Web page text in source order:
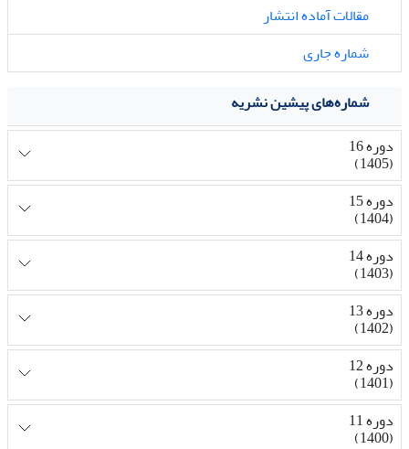
مقالات آماده انتشار
شماره جاری
شماره‌های پیشین نشریه
دوره 16
(1405)
دوره 15
(1404)
دوره 14
(1403)
دوره 13
(1402)
دوره 12
(1401)
دوره 11
(1400)